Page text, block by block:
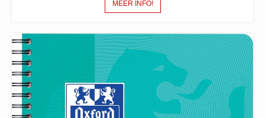
MEER INFO!